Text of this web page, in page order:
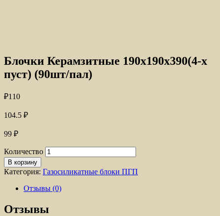
Блочки Керамзитные 190х190х390(4-х
пуст) (90шт/пал)
₽110
104.5 ₽
99 ₽
Количество
В корзину
Категория: Газосиликатные блоки ПГП
Отзывы (0)
Отзывы